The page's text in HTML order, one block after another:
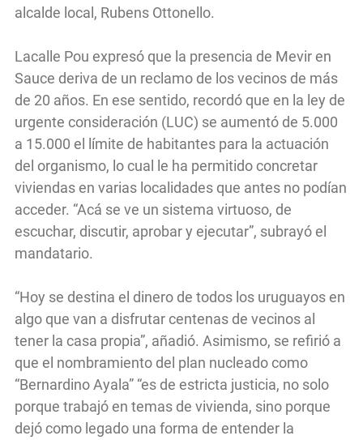
alcalde local, Rubens Ottonello.
Lacalle Pou expresó que la presencia de Mevir en
Sauce deriva de un reclamo de los vecinos de más
de 20 años. En ese sentido, recordó que en la ley de
urgente consideración (LUC) se aumentó de 5.000
a 15.000 el límite de habitantes para la actuación
del organismo, lo cual le ha permitido concretar
viviendas en varias localidades que antes no podían
acceder. “Acá se ve un sistema virtuoso, de
escuchar, discutir, aprobar y ejecutar”, subrayó el
mandatario.
“Hoy se destina el dinero de todos los uruguayos en
algo que van a disfrutar centenas de vecinos al
tener la casa propia”, añadió. Asimismo, se refirió a
que el nombramiento del plan nucleado como
“Bernardino Ayala” “es de estricta justicia, no solo
porque trabajó en temas de vivienda, sino porque
dejó como legado una forma de entender la